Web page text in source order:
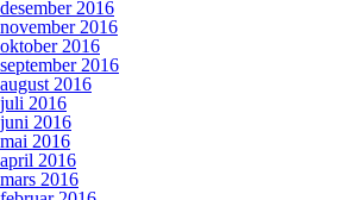
desember 2016
november 2016
oktober 2016
september 2016
august 2016
juli 2016
juni 2016
mai 2016
april 2016
mars 2016